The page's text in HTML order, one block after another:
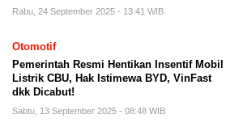
Rabu, 24 September 2025 - 13:41 WIB
Otomotif
Pemerintah Resmi Hentikan Insentif Mobil
Listrik CBU, Hak Istimewa BYD, VinFast
dkk Dicabut!
Sabtu, 13 September 2025 - 08:48 WIB